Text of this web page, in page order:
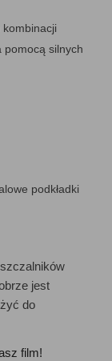
pomocą silnych
podkładki
jest
do
film!